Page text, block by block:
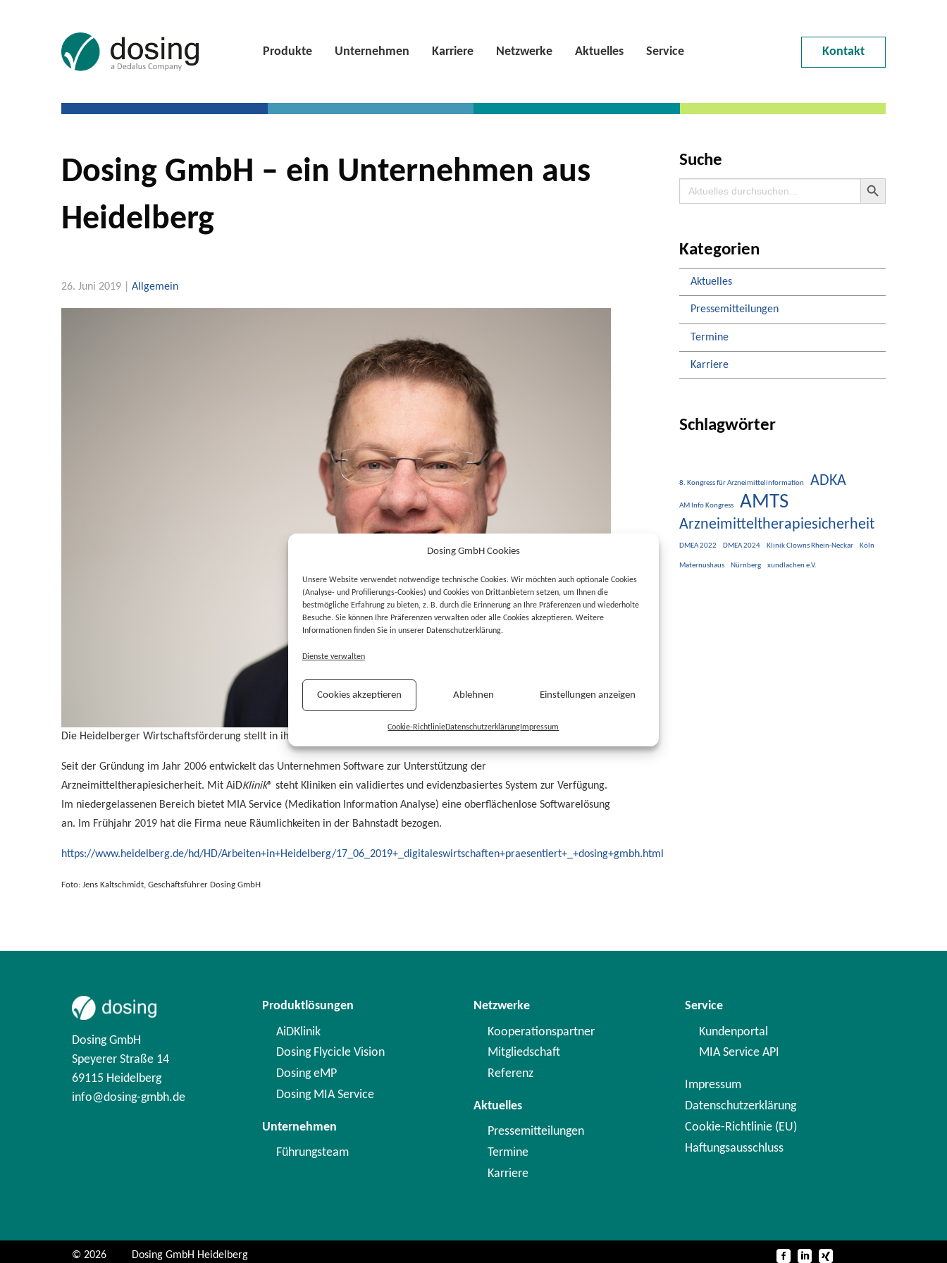
Dosing GmbH Cookies
Unsere Website verwendet notwendige technische Cookies. Wir möchten auch optionale Cookies
(Analyse- und Profilierungs-Cookies) und Cookies von Drittanbietern setzen, um Ihnen die
bestmögliche Erfahrung zu bieten, z. B. durch die Erinnerung an Ihre Präferenzen und wiederholte
Besuche. Sie können Ihre Präferenzen verwalten oder alle Cookies akzeptieren. Weitere
Informationen finden Sie in unserer Datenschutzerklärung.
Dienste verwalten
Cookies akzeptieren Ablehnen Einstellungen anzeigen
Cookie-RichtlinieDatenschutzerklärung Impressum
Produkte Unternehmen Karriere Netzwerke Aktuelles Service Kontakt
Dosing GmbH – ein Unternehmen aus
Heidelberg
26. Juni 2019 | Allgemein
Die Heidelberger Wirtschaftsförderung stellt in ihrem aktuellen Newsletter die Dosing GmbH vor.
Seit der Gründung im Jahr 2006 entwickelt das Unternehmen Software zur Unterstützung der
Arzneimitteltherapiesicherheit. Mit AiDKlinik® steht Kliniken ein validiertes und evidenzbasiertes System zur Verfügung.
Im niedergelassenen Bereich bietet MIA Service (Medikation Information Analyse) eine oberflächenlose Softwarelösung
an. Im Frühjahr 2019 hat die Firma neue Räumlichkeiten in der Bahnstadt bezogen.
https://www.heidelberg.de/hd/HD/Arbeiten+in+Heidelberg/17_06_2019+_digitaleswirtschaften+praesentiert+_+dosing+gmbh.html
Foto: Jens Kaltschmidt, Geschäftsführer Dosing GmbH
Suche
Search
for:
Search Button
Kategorien
Aktuelles
Pressemitteilungen
Termine
Karriere
Schlagwörter
8. Kongress für Arzneimittelinformation ADKA
AM Info Kongress AMTS
Arzneimitteltherapiesicherheit
DMEA 2022 DMEA 2024 Klinik Clowns Rhein-Neckar Köln
Maternushaus Nürnberg xundlachen e.V.
Dosing GmbH
Speyerer Straße 14
69115 Heidelberg
info@dosing-gmbh.de
Produktlösungen
AiDKlinik
Dosing Flycicle Vision
Dosing eMP
Dosing MIA Service
Unternehmen
Führungsteam
Netzwerke
Kooperationspartner
Mitgliedschaft
Referenz
Aktuelles
Pressemitteilungen
Termine
Karriere
Service
Kundenportal
MIA Service API
Impressum
Datenschutzerklärung
Cookie-Richtlinie (EU)
Haftungsausschluss
© 2026 Dosing GmbH Heidelberg